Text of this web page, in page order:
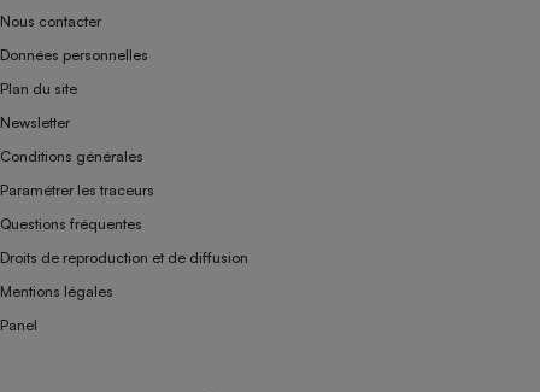
Nous contacter
Données personnelles
Plan du site
Newsletter
Conditions générales
Paramétrer les traceurs
Questions fréquentes
Droits de reproduction et de diffusion
Mentions légales
Panel